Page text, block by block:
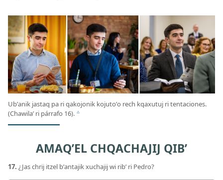
Ubʼanik jastaq pa ri qakojonik kojutoʼo rech kqaxutuj ri tentaciones.
(Chawilaʼ ri párrafo 16). c
AMAQʼEL CHQACHAJIJ QIBʼ
17. ¿Jas chrij itzel bʼantajik xuchajij wi ribʼ ri Pedro?